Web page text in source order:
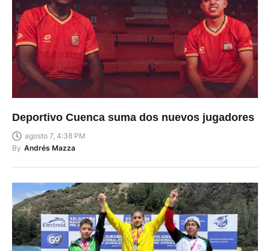
Deportivo Cuenca suma dos nuevos jugadores
agosto 7, 4:38 PM
By Andrés Mazza